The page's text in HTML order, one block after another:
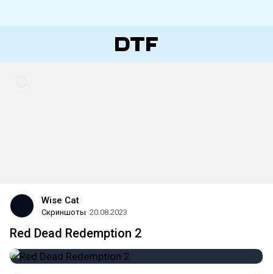
Wise Cat
Скриншоты 20.08.2023
Red Dead Redemption 2